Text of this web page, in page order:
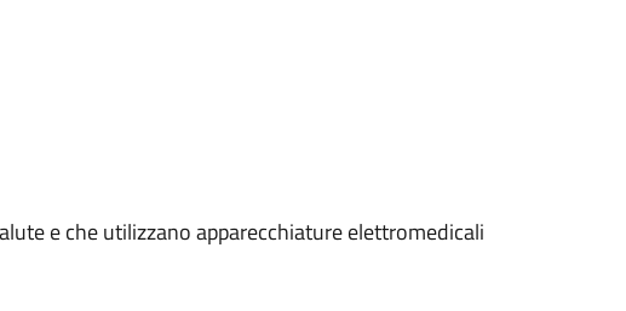
e che utilizzano apparecchiature elettromedicali